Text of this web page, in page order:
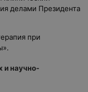
делами Президента
при
и научно-